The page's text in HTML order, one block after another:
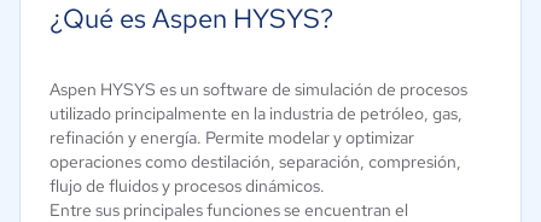
¿Qué es Aspen HYSYS?
Aspen HYSYS es un software de simulación de procesos
utilizado principalmente en la industria de petróleo, gas,
refinación y energía. Permite modelar y optimizar
operaciones como destilación, separación, compresión,
flujo de fluidos y procesos dinámicos.
Entre sus principales funciones se encuentran el